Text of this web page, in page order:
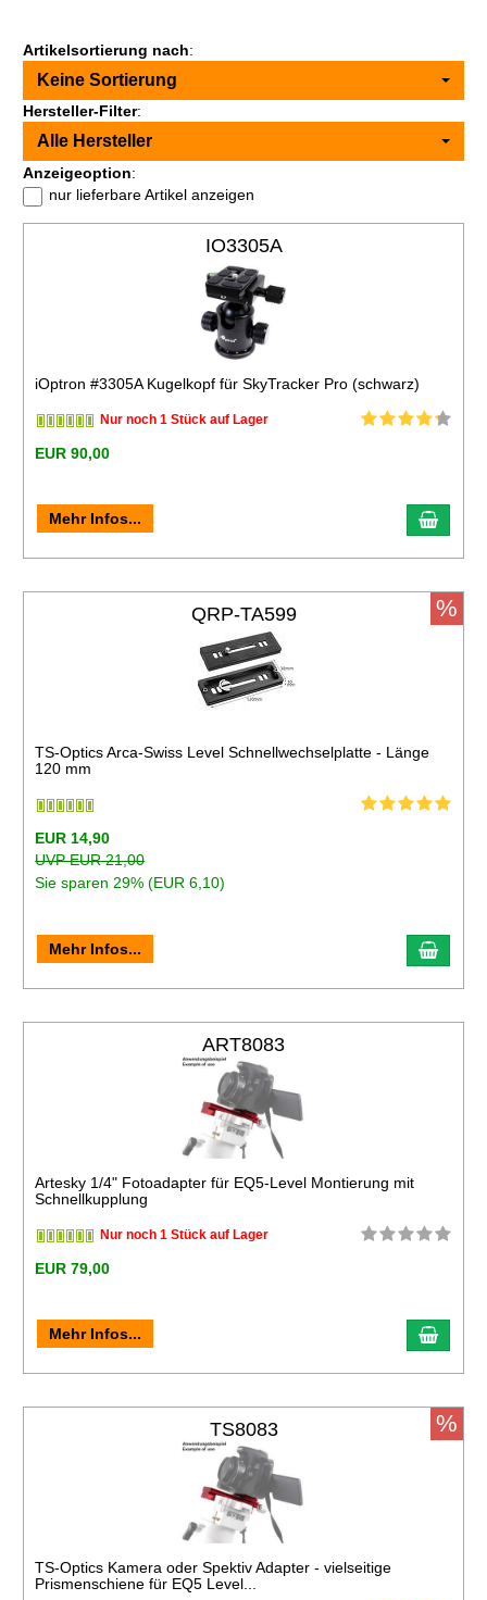
Artikelsortierung nach:
Keine Sortierung
Hersteller-Filter:
Alle Hersteller
Anzeigeoption:
nur lieferbare Artikel anzeigen
IO3305A
iOptron #3305A Kugelkopf für SkyTracker Pro (schwarz)
Nur noch 1 Stück auf Lager
EUR 90,00
Mehr Infos...
QRP-TA599
TS-Optics Arca-Swiss Level Schnellwechselplatte - Länge
120 mm
EUR 14,90
UVP EUR 21,00
Sie sparen 29% (EUR 6,10)
Mehr Infos...
%
ART8083
Artesky 1/4" Fotoadapter für EQ5-Level Montierung mit
Schnellkupplung
Nur noch 1 Stück auf Lager
EUR 79,00
Mehr Infos...
TS8083
TS-Optics Kamera oder Spektiv Adapter - vielseitige
Prismenschiene für EQ5 Level...
%